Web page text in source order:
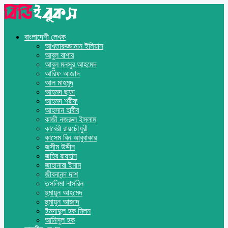
বাংলাদেশী লেখক
আখতারুজ্জামান ইলিয়াস
আবুল বাশার
আবুল মনসুর আহমেদ
আরিফ আজাদ
আল মাহমুদ
আহমদ ছফা
আহমদ শরীফ
আহসান হাবীব
কাজী নজরুল ইসলাম
কাবেরী রায়চৌধুরী
কাসেম বিন আবুবাকার
জসীম উদ্দীন
জহির রায়হান
জাহানারা ইমাম
জীবনানন্দ দাশ
তসলিমা নাসরিন
হুমায়ূন আহমেদ
হুমায়ুন আজাদ
ইমদাদুল হক মিলন
আনিসুল হক